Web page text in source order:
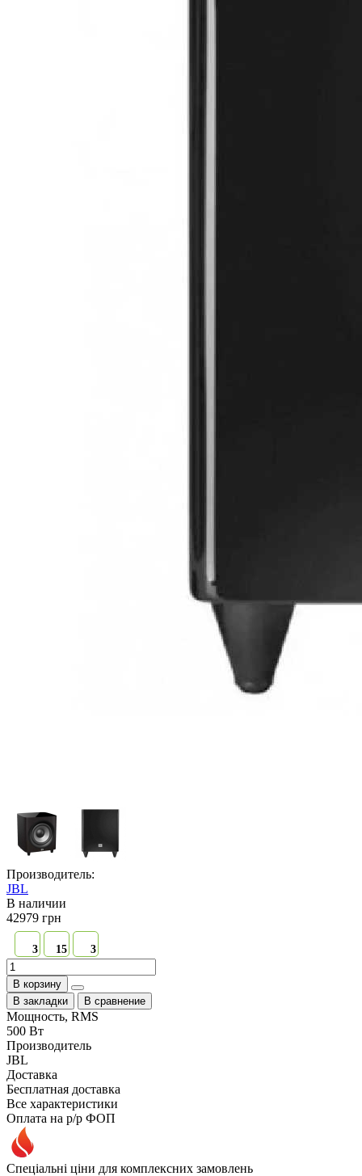
Производитель:
JBL
В наличии
42979 грн
3 15 3
В корзину
В закладки
В сравнение
Мощность, RMS
500 Вт
Производитель
JBL
Доставка
Бесплатная доставка
Все характеристики
Оплата на р/р ФОП
Спеціальні ціни для комплексних замовлень